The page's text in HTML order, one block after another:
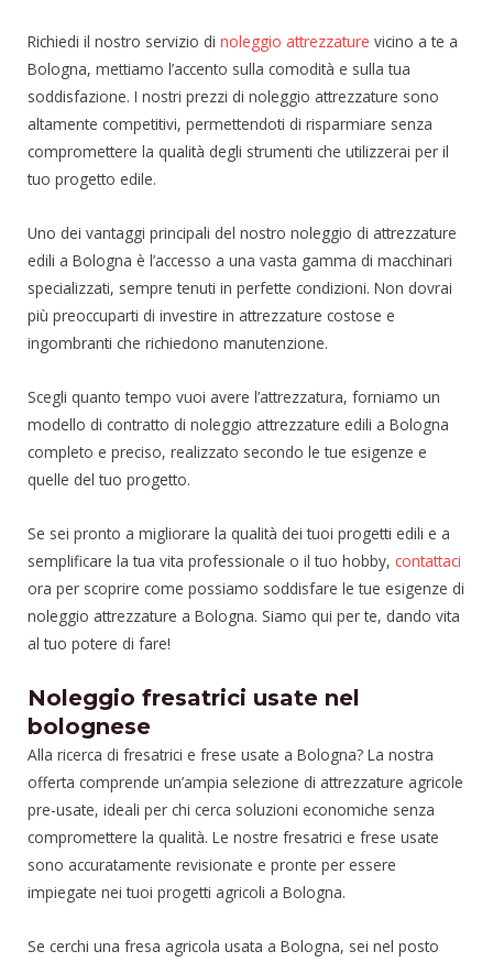
Richiedi il nostro servizio di noleggio attrezzature vicino a te a
Bologna, mettiamo l’accento sulla comodità e sulla tua
soddisfazione. I nostri prezzi di noleggio attrezzature sono
altamente competitivi, permettendoti di risparmiare senza
compromettere la qualità degli strumenti che utilizzerai per il
tuo progetto edile.
Uno dei vantaggi principali del nostro noleggio di attrezzature
edili a Bologna è l’accesso a una vasta gamma di macchinari
specializzati, sempre tenuti in perfette condizioni. Non dovrai
più preoccuparti di investire in attrezzature costose e
ingombranti che richiedono manutenzione.
Scegli quanto tempo vuoi avere l’attrezzatura, forniamo un
modello di contratto di noleggio attrezzature edili a Bologna
completo e preciso, realizzato secondo le tue esigenze e
quelle del tuo progetto.
Se sei pronto a migliorare la qualità dei tuoi progetti edili e a
semplificare la tua vita professionale o il tuo hobby, contattaci
ora per scoprire come possiamo soddisfare le tue esigenze di
noleggio attrezzature a Bologna. Siamo qui per te, dando vita
al tuo potere di fare!
Noleggio fresatrici usate nel
bolognese
Alla ricerca di fresatrici e frese usate a Bologna? La nostra
offerta comprende un’ampia selezione di attrezzature agricole
pre-usate, ideali per chi cerca soluzioni economiche senza
compromettere la qualità. Le nostre fresatrici e frese usate
sono accuratamente revisionate e pronte per essere
impiegate nei tuoi progetti agricoli a Bologna.
Se cerchi una fresa agricola usata a Bologna, sei nel posto